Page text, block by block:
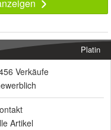
Platin
Verkäufe
Artikel